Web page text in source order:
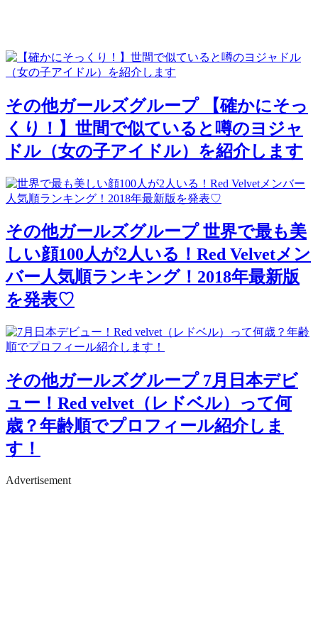
その他ガールズグループ【確かにそっ
くり！】世間で似ていると噂のヨジャ
ドル（女の子アイドル）を紹介します
その他ガールズグループ世界で最も美
しい顔100人が2人いる！Red Velvetメン
バー人気順ランキング！2018年最新版
を発表♡
その他ガールズグループ7月日本デビ
ュー！Red velvet（レドベル）って何
歳？年齢順でプロフィール紹介しま
す！
Advertisement